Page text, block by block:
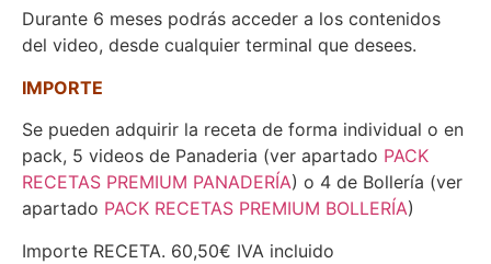
Durante 6 meses podrás acceder a los contenidos
del video, desde cualquier terminal que desees.
IMPORTE
Se pueden adquirir la receta de forma individual o en
pack, 5 videos de Panaderia (ver apartado PACK
RECETAS PREMIUM PANADERÍA) o 4 de Bollería (ver
apartado PACK RECETAS PREMIUM BOLLERÍA)
Importe RECETA. 60,50€ IVA incluido